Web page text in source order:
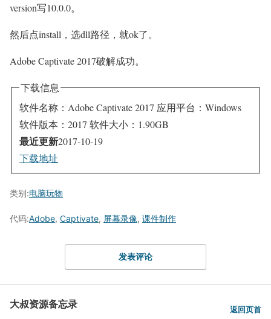
version写10.0.0。
然后点install，选dll路径，就ok了。
Adobe Captivate 2017破解成功。
下载信息
软件名称：Adobe Captivate 2017 应用平台：Windows
软件版本：2017 软件大小：1.90GB
最近更新2017-10-19
下载地址
类别:电脑玩物
代码:Adobe, Captivate, 屏幕录像, 课件制作
发表评论
大叔资源备忘录 返回页首